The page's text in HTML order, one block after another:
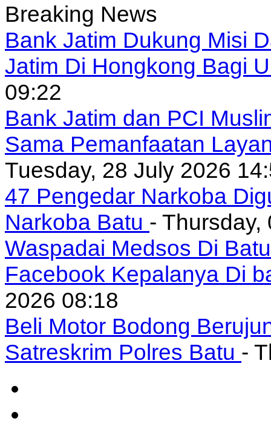
Breaking News
Bank Jatim Dukung Misi
Jatim Di Hongkong Bagi
09:22
Bank Jatim dan PCI
Sama Pemanfaatan
Tuesday, 28 July 2026
47 Pengedar Narkoba
Narkoba Batu - Thursday,
Waspadai Medsos Di
Facebook Kepalanya Di
2026 08:18
Beli Motor Bodong
Satreskrim Polres Batu -